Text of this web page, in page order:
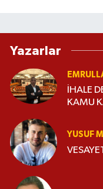
Yazarlar
İHALE
KAMU
YUSUF